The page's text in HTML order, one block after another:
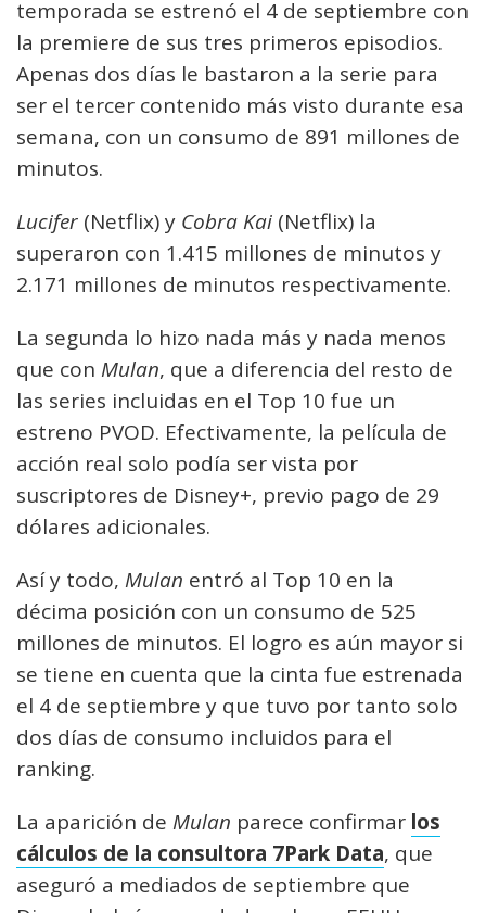
temporada se estrenó el 4 de septiembre con
la premiere de sus tres primeros episodios.
Apenas dos días le bastaron a la serie para
ser el tercer contenido más visto durante esa
semana, con un consumo de 891 millones de
minutos.
Lucifer (Netflix) y Cobra Kai (Netflix) la
superaron con 1.415 millones de minutos y
2.171 millones de minutos respectivamente.
La segunda lo hizo nada más y nada menos
que con Mulan, que a diferencia del resto de
las series incluidas en el Top 10 fue un
estreno PVOD. Efectivamente, la película de
acción real solo podía ser vista por
suscriptores de Disney+, previo pago de 29
dólares adicionales.
Así y todo, Mulan entró al Top 10 en la
décima posición con un consumo de 525
millones de minutos. El logro es aún mayor si
se tiene en cuenta que la cinta fue estrenada
el 4 de septiembre y que tuvo por tanto solo
dos días de consumo incluidos para el
ranking.
La aparición de Mulan parece confirmar los
cálculos de la consultora 7Park Data, que
aseguró a mediados de septiembre que